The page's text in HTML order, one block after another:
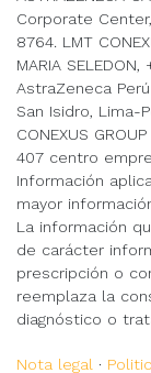
Corporate
8764. LMT
MARIA
AstraZeneca
San Isidro, Lima-
CONEXUS
407 centro
Información
mayor
La información
de carácter
prescripción o
reemplaza la
diagnóstico o
Nota legal ·